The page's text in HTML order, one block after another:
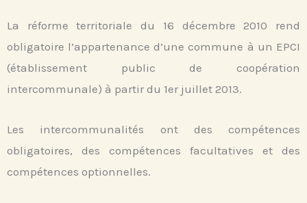
La réforme territoriale du 16 décembre 2010 rend
obligatoire l’appartenance d’une commune à un EPCI
(établissement public de coopération
intercommunale) à partir du 1er juillet 2013.
Les intercommunalités ont des compétences
obligatoires, des compétences facultatives et des
compétences optionnelles.